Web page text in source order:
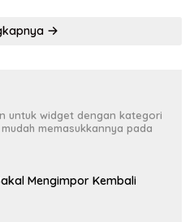
untuk widget dengan kategori
memasukkannya pada
Mengimpor Kembali